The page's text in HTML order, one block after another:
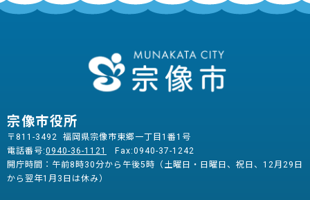
宗像市役所
〒811-3492 福岡県宗像市東郷一丁目1番1号
電話番号:0940-36-1121
Fax:0940-37-1242
開庁時間：午前8時30分から午後5時（土曜日・日曜日、祝日、12月29日
から翌年1月3日は休み）